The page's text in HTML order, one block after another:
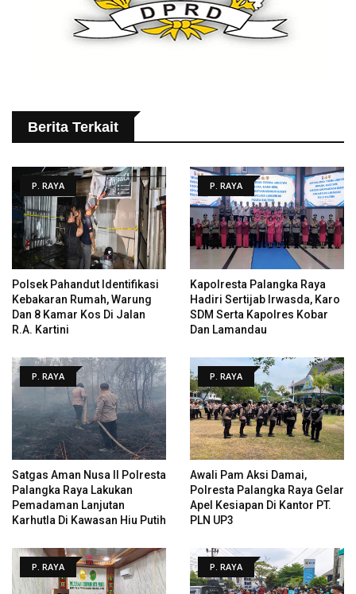
Berita Terkait
P. RAYA
Polsek Pahandut Identifikasi
Kebakaran Rumah, Warung
Dan 8 Kamar Kos Di Jalan
R.A. Kartini
P. RAYA
Kapolresta Palangka Raya
Hadiri Sertijab Irwasda, Karo
SDM Serta Kapolres Kobar
Dan Lamandau
P. RAYA
Satgas Aman Nusa II Polresta
Palangka Raya Lakukan
Pemadaman Lanjutan
Karhutla Di Kawasan Hiu Putih
P. RAYA
Awali Pam Aksi Damai,
Polresta Palangka Raya Gelar
Apel Kesiapan Di Kantor PT.
PLN UP3
P. RAYA P. RAYA